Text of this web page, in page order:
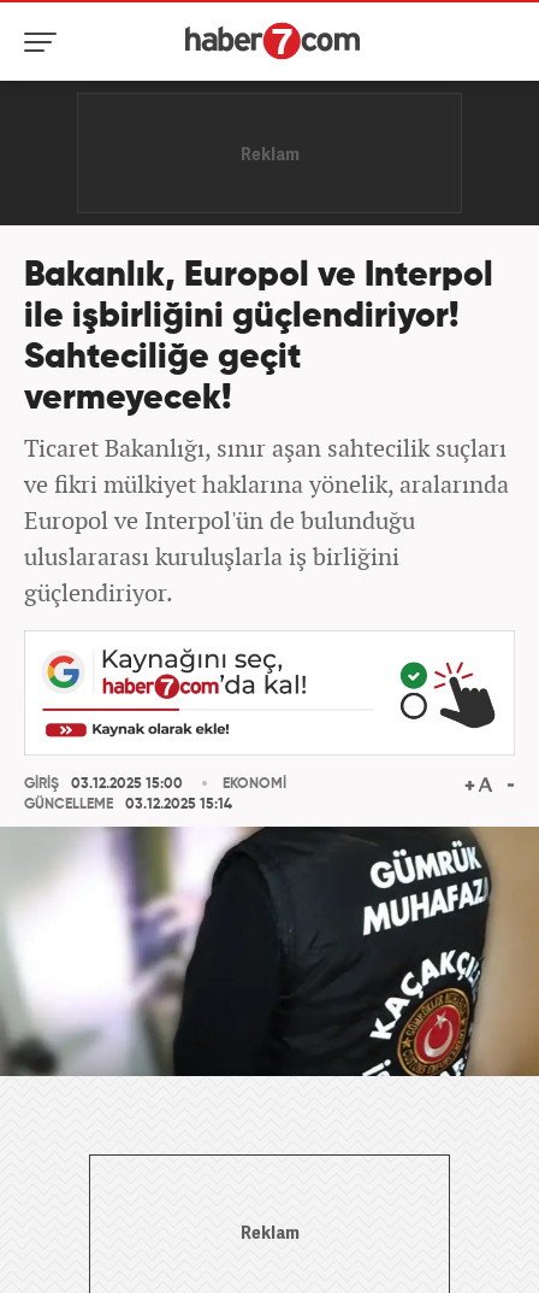
Bakanlık, Europol ve Interpol
ile işbirliğini güçlendiriyor!
Sahteciliğe geçit
vermeyecek!
Ticaret Bakanlığı, sınır aşan sahtecilik suçları
ve fikri mülkiyet haklarına yönelik, aralarında
Europol ve Interpol'ün de bulunduğu
uluslararası kuruluşlarla iş birliğini
güçlendiriyor.
GİRİŞ
03.12.2025 15:00
GÜNCELLEME
03.12.2025 15:14
EKONOMİ